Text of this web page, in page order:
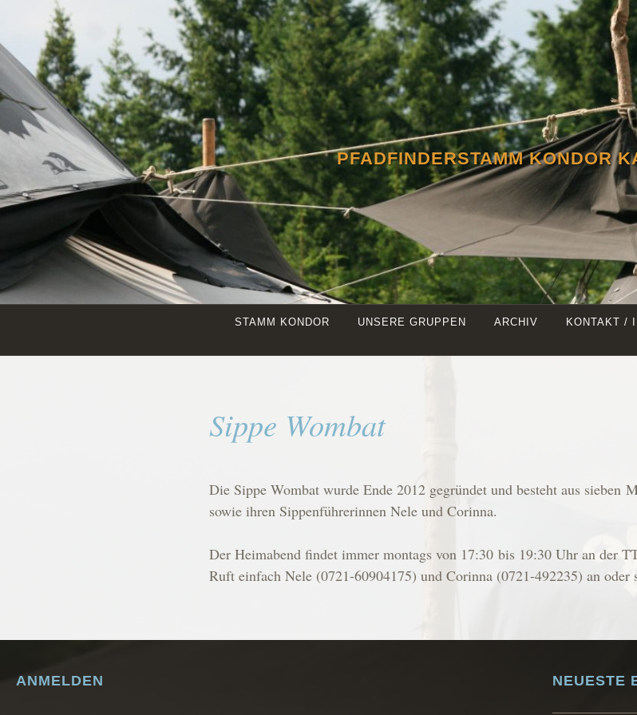
springen
PFADFINDERSTAMM KONDOR
STAMM KONDOR UNSERE GRUPPEN ARCHIV KONTAKT /
Sippe Wombat
Die Sippe Wombat wurde Ende 2012 gegründet und besteht aus sieben
sowie ihren Sippenführerinnen Nele und Corinna.
Der Heimabend findet immer montags von 17:30 bis 19:30 Uhr an der
Ruft einfach Nele (0721-60904175) und Corinna (0721-492235) an oder
ANMELDEN NEUESTE